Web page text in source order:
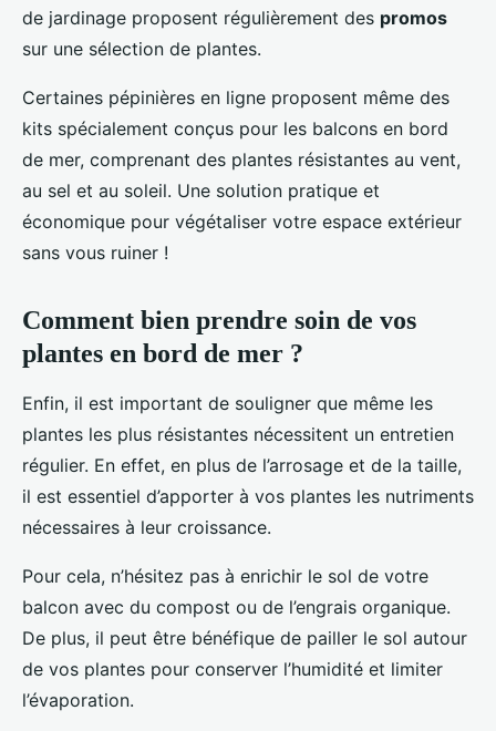
de jardinage proposent régulièrement des promos
sur une sélection de plantes.
Certaines pépinières en ligne proposent même des
kits spécialement conçus pour les balcons en bord
de mer, comprenant des plantes résistantes au vent,
au sel et au soleil. Une solution pratique et
économique pour végétaliser votre espace extérieur
sans vous ruiner !
Comment bien prendre soin de vos
plantes en bord de mer ?
Enfin, il est important de souligner que même les
plantes les plus résistantes nécessitent un entretien
régulier. En effet, en plus de l’arrosage et de la taille,
il est essentiel d’apporter à vos plantes les nutriments
nécessaires à leur croissance.
Pour cela, n’hésitez pas à enrichir le sol de votre
balcon avec du compost ou de l’engrais organique.
De plus, il peut être bénéfique de pailler le sol autour
de vos plantes pour conserver l’humidité et limiter
l’évaporation.